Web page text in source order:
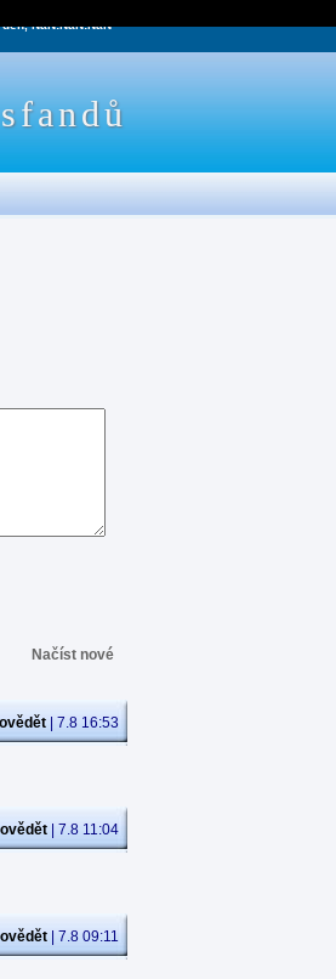
Načíst nové
| 7.8 16:53
| 7.8 11:04
| 7.8 09:11
den, NaN:NaN:NaN